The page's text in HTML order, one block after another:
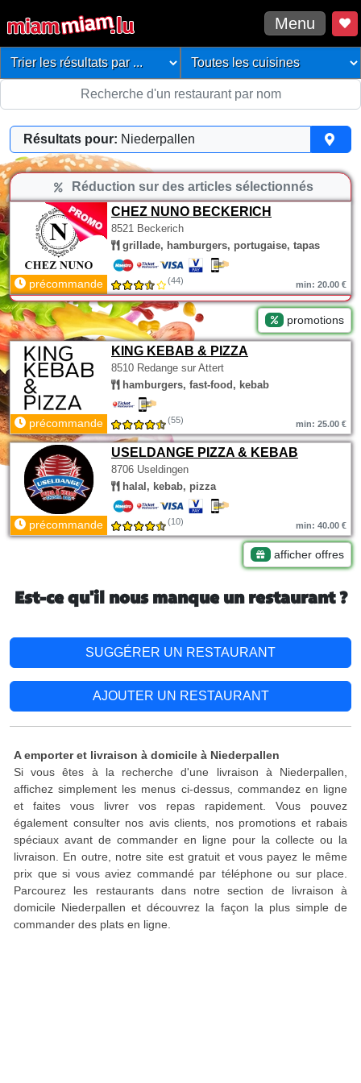
Menu
Résultats pour: Niederpallen
Réduction sur des articles sélectionnés
CHEZ NUNO BECKERICH
8521 Beckerich
grillade, hamburgers, portugaise, tapas
précommande (44) min: 20.00 €
promotions
KING KEBAB & PIZZA
8510 Redange sur Attert
hamburgers, fast-food, kebab
précommande (55) min: 25.00 €
USELDANGE PIZZA & KEBAB
8706 Useldingen
halal, kebab, pizza
précommande (10) min: 40.00 €
afficher offres
Est-ce qu'il nous manque un restaurant ?
SUGGÉRER UN RESTAURANT
AJOUTER UN RESTAURANT
A emporter et livraison à domicile à Niederpallen
Si vous êtes à la recherche d'une livraison à Niederpallen,
affichez simplement les menus ci-dessus, commandez en ligne
et faites vous livrer vos repas rapidement. Vous pouvez
également consulter nos avis clients, nos promotions et rabais
spéciaux avant de commander en ligne pour la collecte ou la
livraison. En outre, notre site est gratuit et vous payez le même
prix que si vous aviez commandé par téléphone ou sur place.
Parcourez les restaurants dans notre section de livraison à
domicile Niederpallen et découvrez la façon la plus simple de
commander des plats en ligne.